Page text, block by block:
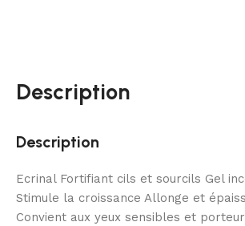
Description
Description
Ecrinal Fortifiant cils et sourcils Gel
Stimule la croissance Allonge et
Convient aux yeux sensibles et